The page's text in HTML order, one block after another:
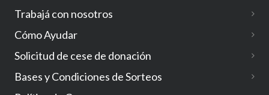
Trabajá con nosotros
Cómo Ayudar
Solicitud de cese de donación
Bases y Condiciones de Sorteos